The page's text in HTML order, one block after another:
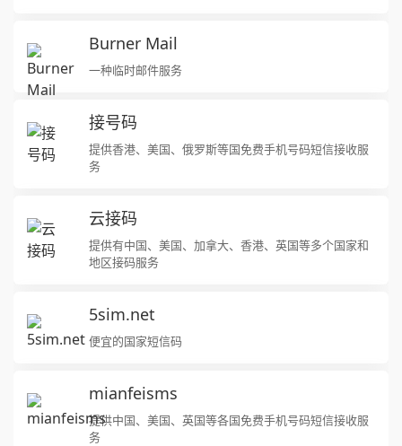
Burner Mail
一种临时邮件服务
接号码
提供香港、美国、俄罗斯等国免费手机号码短信接收服
务
云接码
提供有中国、美国、加拿大、香港、英国等多个国家和
地区接码服务
5sim.net
便宜的国家短信码
mianfeisms
提供中国、美国、英国等各国免费手机号码短信接收服
务